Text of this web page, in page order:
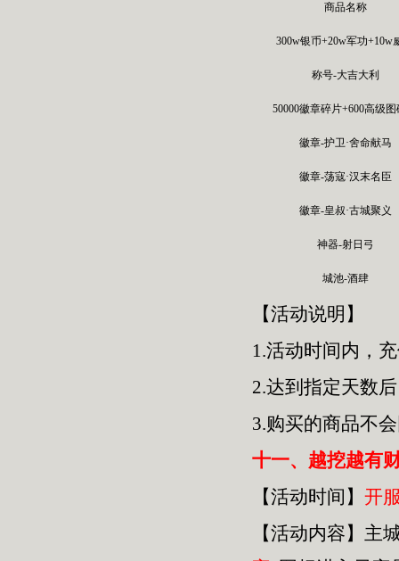
商品名称
300w银币+20w军功+10w
称号-大吉大利
50000徽章碎片+600高级
徽章-护卫·舍命献马
徽章-荡寇·汉末名臣
徽章-皇叔·古城聚义
神器-射日弓
城池-酒肆
【活动说明】
1.活动时间内，
2.达到指定天数
3.购买的商品不
十一、越挖越有
【活动时间】 开
【活动内容】主